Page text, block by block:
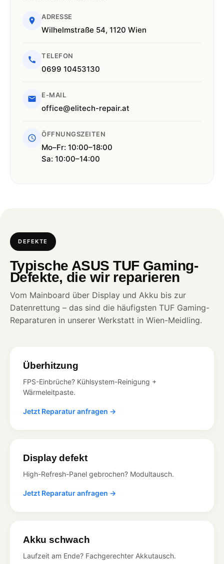
ADRESSE
Wilhelmstraße 54, 1120 Wien
TELEFON
0699 10453130
E-MAIL
office@elitech-repair.at
ÖFFNUNGSZEITEN
Mo–Fr: 10:00–18:00
Sa: 10:00–14:00
DEFEKTE
Typische ASUS TUF Gaming-
Defekte, die wir reparieren
Vom Mainboard über Display und Akku bis zur
Datenrettung – das sind die häufigsten TUF Gaming-
Reparaturen in unserer Werkstatt in Wien-Meidling.
Überhitzung
FPS-Einbrüche? Kühlsystem-Reinigung +
Wärmeleitpaste.
Jetzt Reparatur anfragen →
Display defekt
High-Refresh-Panel gebrochen? Modultausch.
Jetzt Reparatur anfragen →
Akku schwach
Laufzeit am Ende? Fachgerechter Akkutausch.